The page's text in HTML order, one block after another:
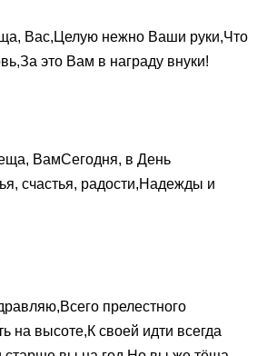
Вас,Целую нежно Ваши руки,Что
это Вам в награду внуки!
ВамСегодня, в День
счастья, радости,Надежды и
прелестного
высоте,К своей идти всегда